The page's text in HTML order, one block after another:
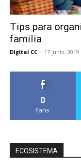
Tips para
familia
Digital CC - 17 junio, 2019
0
Fans
ECOSISTEMA